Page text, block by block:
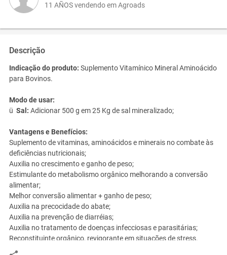
11 AÑOS vendendo em Agroads
Descrição
Indicação do produto: Suplemento Vitamínico Mineral Aminoácido
para Bovinos.
Modo de usar:
ü Sal: Adicionar 500 g em 25 Kg de sal mineralizado;
Vantagens e Benefícios:
Suplemento de vitaminas, aminoácidos e minerais no combate às
deficiências nutricionais;
Auxilia no crescimento e ganho de peso;
Estimulante do metabolismo orgânico melhorando a conversão
alimentar;
Melhor conversão alimentar + ganho de peso;
Auxilia na precocidade do abate;
Auxilia na prevenção de diarréias;
Auxilia no tratamento de doenças infecciosas e parasitárias;
Reconstituinte orgânico, revigorante em situações de stress.